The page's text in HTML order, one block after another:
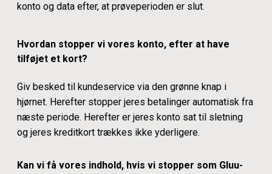
konto og data efter, at prøveperioden er slut.
Hvordan stopper vi vores konto, efter at have
tilføjet et kort?
Giv besked til kundeservice via den grønne knap i
hjørnet. Herefter stopper jeres betalinger automatisk fra
næste periode. Herefter er jeres konto sat til sletning
og jeres kreditkort trækkes ikke yderligere.
Kan vi få vores indhold, hvis vi stopper som Gluu-